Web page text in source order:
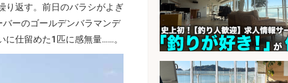
り返す。前日のバラシがよぎ
ーのゴールデンバラマンデ
仕留めた1匹に感無量……。